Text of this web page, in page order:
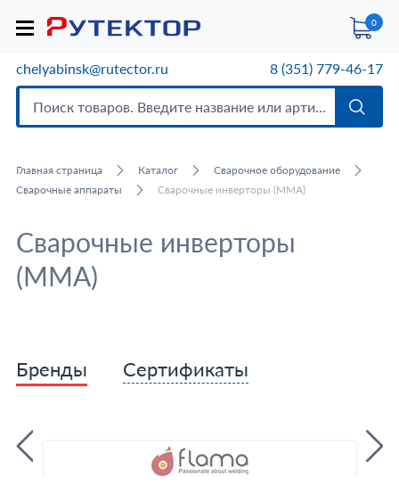
0
chelyabinsk@rutector.ru 8 (351) 779-46-17
Главная страница Каталог
Сварочное оборудование
Сварочные аппараты
Сварочные инверторы (MMA)
Сварочные инверторы
(MMA)
Бренды Сертификаты